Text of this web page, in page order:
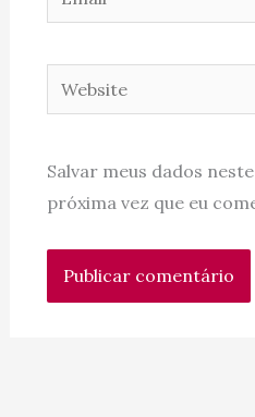
Website
Salvar meus dados
próxima vez que eu